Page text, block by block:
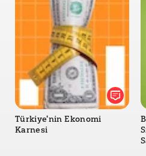
Türkiye'nin Ekonomi
Karnesi